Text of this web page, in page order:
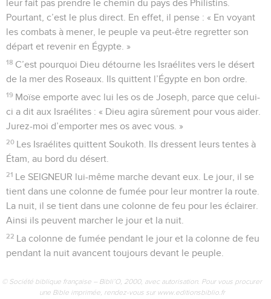
leur fait pas prendre le chemin du pays des Philistins.
Pourtant, c’est le plus direct. En effet, il pense : « En voyant
les combats à mener, le peuple va peut-être regretter son
départ et revenir en Égypte. »
18 C’est pourquoi Dieu détourne les Israélites vers le désert
de la mer des Roseaux. Ils quittent l’Égypte en bon ordre.
19 Moïse emporte avec lui les os de Joseph, parce que celui-
ci a dit aux Israélites : « Dieu agira sûrement pour vous aider.
Jurez-moi d’emporter mes os avec vous. »
20 Les Israélites quittent Soukoth. Ils dressent leurs tentes à
Étam, au bord du désert.
21 Le SEIGNEUR lui-même marche devant eux. Le jour, il se
tient dans une colonne de fumée pour leur montrer la route.
La nuit, il se tient dans une colonne de feu pour les éclairer.
Ainsi ils peuvent marcher le jour et la nuit.
22 La colonne de fumée pendant le jour et la colonne de feu
pendant la nuit avancent toujours devant le peuple.
© Société biblique française – Bibli’O, 2000, avec autorisation. Pour vous procurer
une Bible imprimée, rendez-vous sur www.editionsbiblio.fr